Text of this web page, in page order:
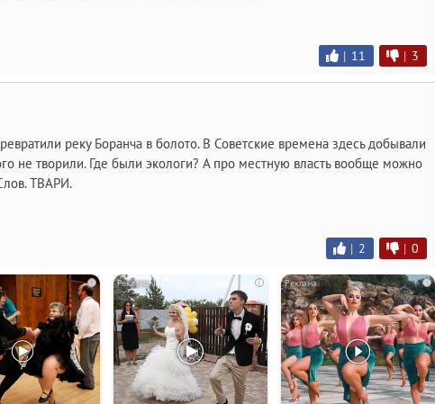
| 11 | 3
реку Боранча в болото. В Советские времена здесь добывали
не творили. Где были экологи? А про местную власть вообще можно
ТВАРИ.
| 2 | 0
i i i